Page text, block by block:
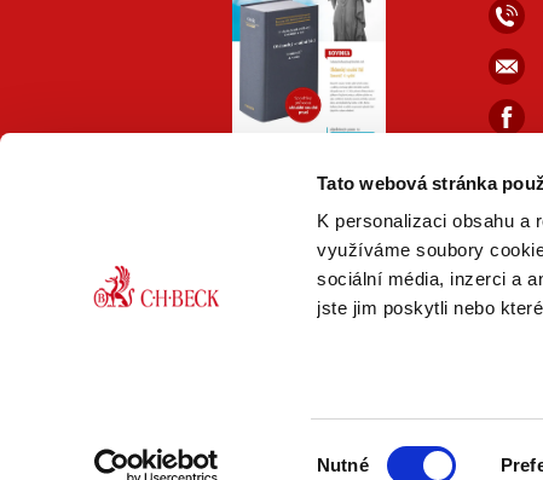
Tato webová stránka
K personalizaci obsahu a
využíváme soubory
sociální média, inzerci a
jste jim poskytli nebo
Nutné
PDF
VERZE